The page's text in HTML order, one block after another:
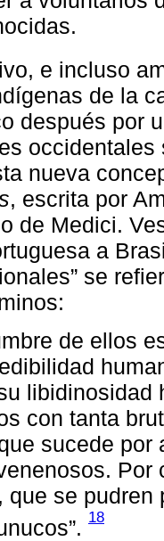
e incluso
de la
después por
nueva
, escrita por
de Medici.
a
se
de ellos
libidinosidad
con tanta
sucede por
Por
que se
18